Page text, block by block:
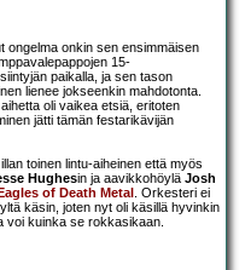
ongelma onkin sen ensimmäisen
15-
paikalla, ja sen tason
lienee jokseenkin mahdotonta.
oli vaikea etsiä, eritoten
jätti tämän festarikävijän
toinen lintu-aiheinen että myös
Hughesin ja aavikkohöylä Josh
Eagles of Death Metal . Orkesteri ei
käsin, joten nyt oli käsillä hyvinkin
voi kuinka se rokkasikaan.